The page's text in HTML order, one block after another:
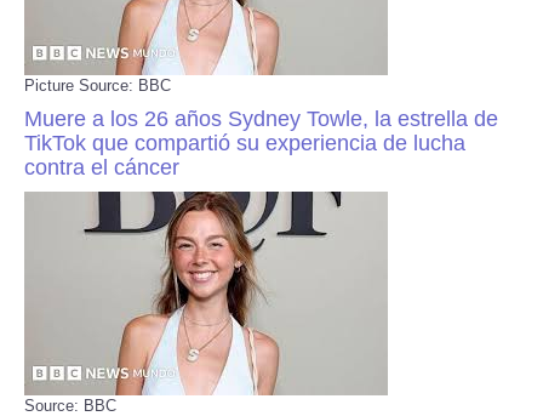
Picture Source: BBC
Muere a los 26 años Sydney Towle, la estrella de
TikTok que compartió su experiencia de lucha
contra el cáncer
Source: BBC